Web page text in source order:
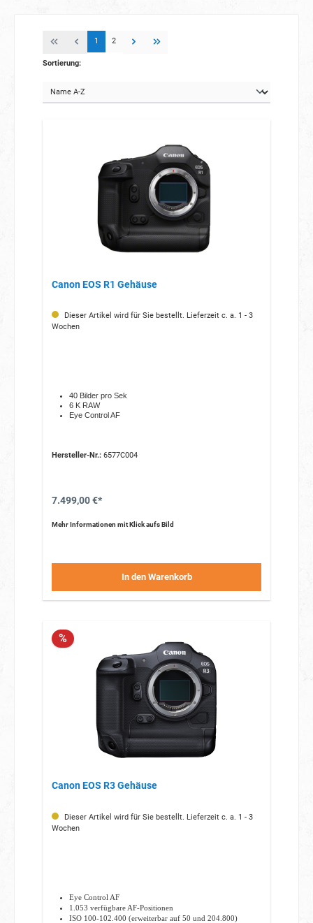
1 2
Sortierung:
Canon EOS R1 Gehäuse
Dieser Artikel wird für Sie bestellt. Lieferzeit c. a. 1 - 3
Wochen
40 Bilder pro Sek
6 K RAW
Eye Control AF
Hersteller-Nr.:6577C004
7.499,00 €*
Mehr Informationen mit Klick aufs Bild
In den Warenkorb
%
Canon EOS R3 Gehäuse
Dieser Artikel wird für Sie bestellt. Lieferzeit c. a. 1 - 3
Wochen
Eye Control AF
1.053 verfügbare AF-Positionen
ISO 100-102.400 (erweiterbar auf 50 und 204.800)